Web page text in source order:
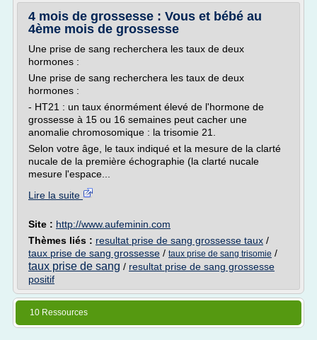
4 mois de grossesse : Vous et bébé au
4ème mois de grossesse
Une prise de sang recherchera les taux de deux
hormones :
Une prise de sang recherchera les taux de deux
hormones :
- HT21 : un taux énormément élevé de l'hormone de
grossesse à 15 ou 16 semaines peut cacher une
anomalie chromosomique : la trisomie 21.
Selon votre âge, le taux indiqué et la mesure de la clarté
nucale de la première échographie (la clarté nucale
mesure l'espace...
Lire la suite
Site : http://www.aufeminin.com
Thèmes liés : resultat prise de sang grossesse taux /
taux prise de sang grossesse / taux prise de sang trisomie /
taux prise de sang / resultat prise de sang grossesse
positif
10 Ressources